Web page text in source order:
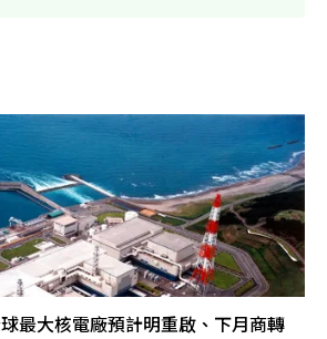
最大核電廠預計明重啟、下月商轉